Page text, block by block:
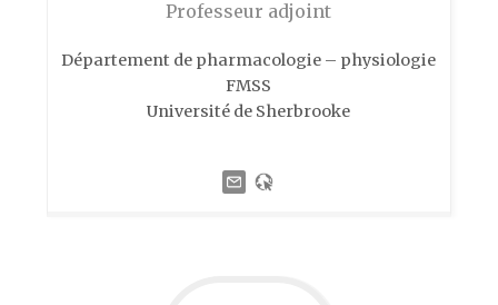
Professeur adjoint
Département de pharmacologie – physiologie
FMSS
Université de Sherbrooke